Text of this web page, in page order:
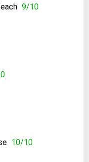
9/10
10/10